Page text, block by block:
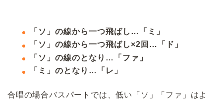
「ソ」の線から一つ飛ばし…「ミ」
「ソ」の線から一つ飛ばし×2回…「ド」
「ソ」の線のとなり…「ファ」
「ミ」のとなり…「レ」
合唱の場合バスパートでは、低い「ソ」「ファ」はよ